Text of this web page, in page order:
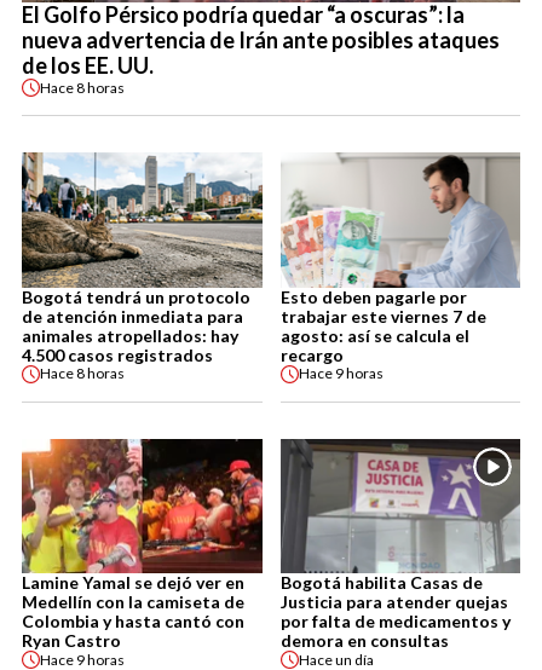
El Golfo Pérsico podría quedar “a oscuras”: la
nueva advertencia de Irán ante posibles ataques
de los EE. UU.
Hace8 horas
Bogotá tendrá un protocolo
de atención inmediata para
animales atropellados: hay
4.500 casos registrados
Hace8 horas
Esto deben pagarle por
trabajar este viernes 7 de
agosto: así se calcula el
recargo
Hace 9 horas
Lamine Yamal se dejó ver en
Medellín con la camiseta de
Colombia y hasta cantó con
Ryan Castro
Hace 9 horas
Bogotá habilita Casas de
Justicia para atender quejas
por falta de medicamentos y
demora en consultas
Haceun día